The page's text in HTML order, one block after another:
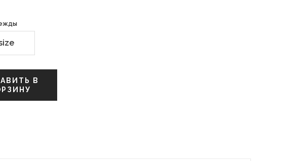
В